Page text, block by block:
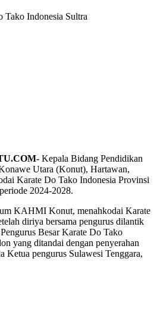
Tako Indonesia Sultra
Kepala Bidang Pendidikan
Utara (Konut), Hartawan,
Karate Do Tako Indonesia Provinsi
2024-2028.
KAHMI Konut, menahkodai Karate
diriya bersama pengurus dilantik
Besar Karate Do Tako
yang ditandai dengan penyerahan
Ketua pengurus Sulawesi Tenggara,